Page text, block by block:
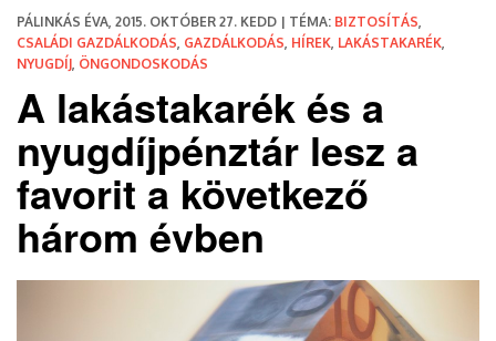
PÁLINKÁS ÉVA, 2015. OKTÓBER 27. KEDD | TÉMA: BIZTOSÍTÁS
CSALÁDI GAZDÁLKODÁS GAZDÁLKODÁS HÍREK LAKÁSTAKARÉK
NYUGDÍJ ÖNGONDOSKODÁS
A lakástakarék és a
nyugdíjpénztár lesz a
favorit a következő
három évben